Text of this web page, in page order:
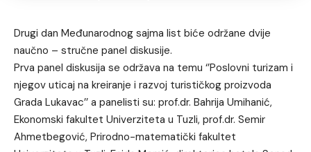
Drugi dan Međunarodnog sajma list biće održane dvije
naučno – stručne panel diskusije.
Prva panel diskusija se održava na temu ‘’Poslovni turizam i
njegov uticaj na kreiranje i razvoj turističkog proizvoda
Grada Lukavac’’ a panelisti su: prof.dr. Bahrija Umihanić,
Ekonomski fakultet Univerziteta u Tuzli, prof.dr. Semir
Ahmetbegović, Prirodno-matematički fakultet